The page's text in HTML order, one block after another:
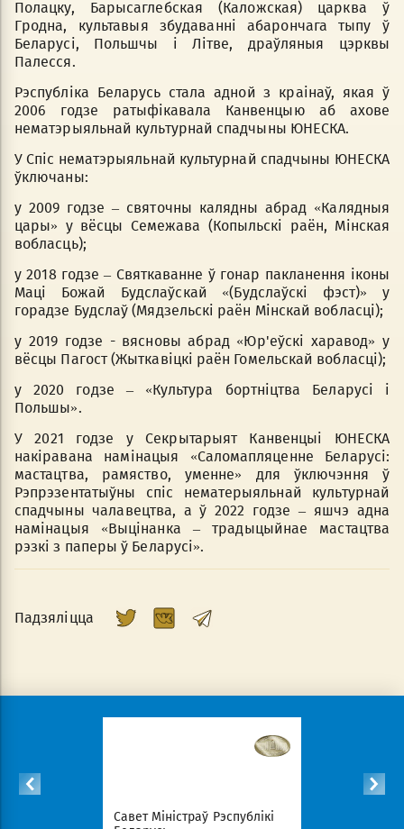
Полацку, Барысаглебская (Каложская) царква ў
Гродна, культавыя збудаванні абарончага тыпу ў
Беларусі, Польшчы і Літве, драўляныя цэрквы
Палесся.
Рэспублiка Беларусь стала адной з краiнаў, якая ў
2006 годзе ратыфiкавала Канвенцыю аб ахове
нематэрыяльнай культурнай спадчыны ЮНЕСКА.
У Спiс нематэрыяльнай культурнай спадчыны ЮНЕСКА
ўключаны:
у 2009 годзе – святочны калядны абрад «Калядныя
цары» у вёсцы Семежава (Копыльскi раён, Мiнская
вобласць);
у 2018 годзе – Святкаванне ў гонар пакланення іконы
Маці Божай Будслаўскай «(Будслаўскі фэст)» у
горадзе Будслаў (Мядзельскі раён Мінскай вобласці);
у 2019 годзе - вясновы абрад «Юр'еўскі харавод» у
вёсцы Пагост (Жыткавiцкi раён Гомельскай вобласці);
у 2020 годзе – «Культура бортнiцтва Беларусi i
Польшы».
У 2021 годзе у Секрытарыят Канвенцыi ЮНЕСКА
накiравана намiнацыя «Саломапляценне Беларусi:
мастацтва, рамяство, уменне» для ўключэння ў
Рэпрэзентатыўны спiс нематерыяльнай культурнай
спадчыны чалавецтва, а ў 2022 годзе – яшчэ aдна
намiнацыя «Выцiнанка – традыцыйнае мастацтва
рэзкі з паперы ў Беларусі».
Падзяліцца
Савет Міністраў Рэспублікі